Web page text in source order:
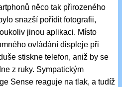
něco tak přirozeného
snazší pořídit fotografii,
jinou aplikaci. Místo
ovládání displeje při
stiskne telefon, aniž by se
z ruky. Sympatickým
Sense reaguje na tlak, a tudíž